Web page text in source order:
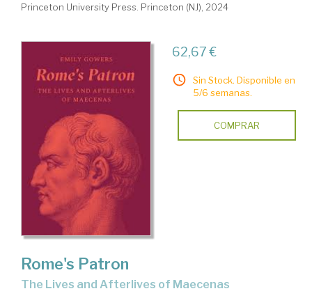
Princeton University Press. Princeton (NJ), 2024
62,67 €
Sin Stock. Disponible en
5/6 semanas.
COMPRAR
Rome's Patron
The Lives and Afterlives of Maecenas